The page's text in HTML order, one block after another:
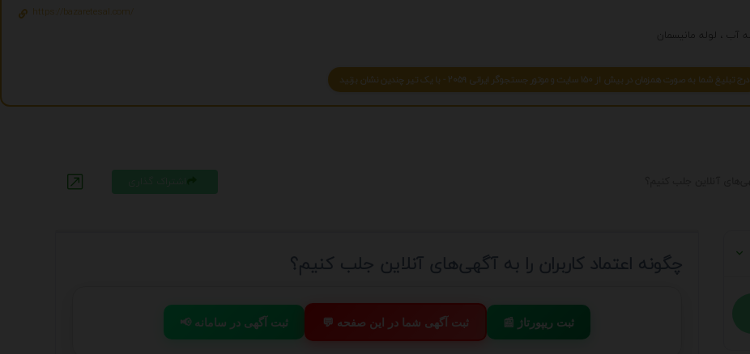
https://bazaretesal.com/
درج تبلیغ شما به صورت همزمان در بیش از 150 سایت و موتور جستجوگر ایرانی 2059 - با یک تیر چندین نشان بزنید
چگونه اعتماد کاربران را به آگهی‌های آنلاین جلب کنیم؟
📢 ثبت آگهی در سامانه 💬 ثبت آگهی شما در این صفحه 📰 ثبت ریپورتاژ